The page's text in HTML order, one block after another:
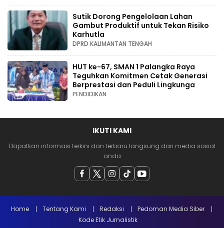
Sutik Dorong Pengelolaan Lahan
Gambut Produktif untuk Tekan Risiko
Karhutla
DPRD KALIMANTAN TENGAH
HUT ke-67, SMAN 1 Palangka Raya
Teguhkan Komitmen Cetak Generasi
Berprestasi dan Peduli Lingkunga
PENDIDIKAN
IKUTI KAMI
Dapatkan informasi terkini dan terbaru langsung dari media sosial
anda
Home Tentang Kami Redaksi
Pedoman Media Siber
Kode Etik Jurnalistik